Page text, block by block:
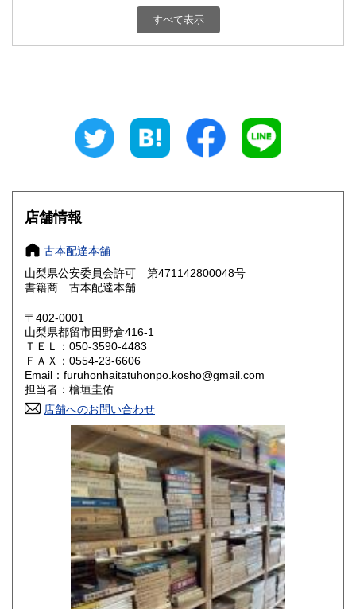
800円 富山県
800円 三重県
大阪府
奈良県
鳥取県 800円 島根県
岡山県
山口県 800円
香川県 800円 愛媛県
高知県 800円
800円 長崎県
800円 大分県
800円 鹿児島県
1,500円
すべて表示
店舗情報
古本配達本舗
山梨県公安委員会許可 第471142800048号
書籍商 古本配達本舗
〒402-0001
山梨県都留市田野倉416-1
ＴＥＬ：050-3590-4483
ＦＡＸ：0554-23-6606
Email：furuhonhaitatuhonpo.kosho@gmail.com
担当者：檜垣圭佑
店舗へのお問い合わせ